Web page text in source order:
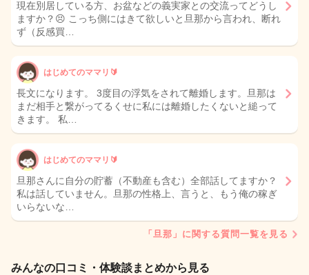
現在別居している方、お盆などの義実家との交流ってどうし
ますか？😣 こっち側にはきて欲しいと旦那から言われ、断れ
ず（反感買…
はじめてのママリ🔰
長文になります。 3度目の浮気をされて離婚します。旦那は
まだ相手と繋がってるくせに私には離婚したくないと縋って
きます。 私…
はじめてのママリ🔰
旦那さんに自分の貯蓄（不動産も含む）全部話してますか？
私は話していません。旦那の性格上、言うと、もう俺の稼ぎ
いらないな…
「旦那」に関する質問一覧を見る
みんなの口コミ・体験談まとめから見る